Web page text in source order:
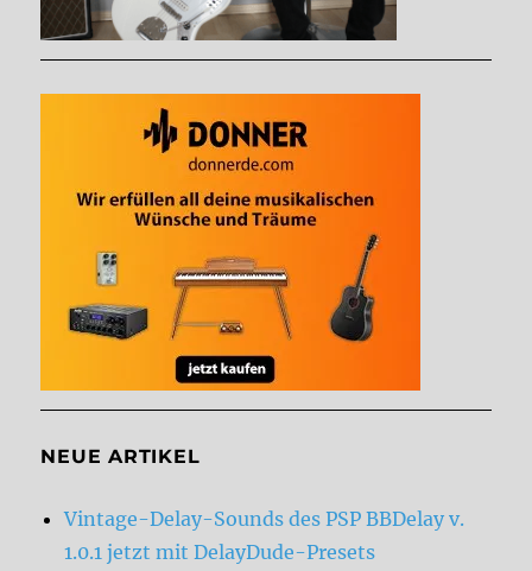
NEUE ARTIKEL
Vintage-Delay-Sounds des PSP BBDelay v.
1.0.1 jetzt mit DelayDude-Presets